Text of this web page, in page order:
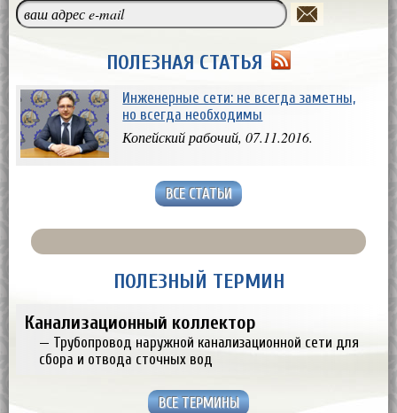
ПОЛЕЗНАЯ СТАТЬЯ
Инженерные сети: не всегда заметны,
но всегда необходимы
Копейский рабочий, 07.11.2016.
ВСЕ СТАТЬИ
ПОЛЕЗНЫЙ ТЕРМИН
Канализационный коллектор
— Трубопровод наружной канализационной сети для
сбора и отвода сточных вод
ВСЕ ТЕРМИНЫ